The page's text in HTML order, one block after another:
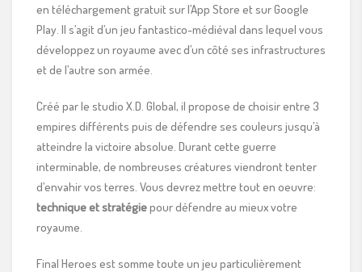
en téléchargement gratuit sur l’App Store et sur Google
Play. Il s’agit d’un jeu fantastico-médiéval dans lequel vous
développez un royaume avec d’un côté ses infrastructures
et de l’autre son armée.
Créé par le studio X.D. Global, il propose de choisir entre 3
empires différents puis de défendre ses couleurs jusqu’à
atteindre la victoire absolue. Durant cette guerre
interminable, de nombreuses créatures viendront tenter
d’envahir vos terres. Vous devrez mettre tout en oeuvre:
technique et stratégiepour défendre au mieux votre
royaume.
Final Heroes est somme toute un jeu particulièrement